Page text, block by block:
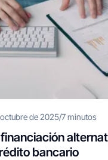
de 2025/7 minutos
financiación
bancario